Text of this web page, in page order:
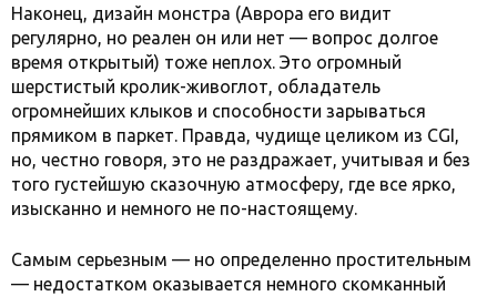
Наконец, дизайн монстра (Аврора его видит
регулярно, но реален он или нет — вопрос долгое
время открытый) тоже неплох. Это огромный
шерстистый кролик-живоглот, обладатель
огромнейших клыков и способности зарываться
прямиком в паркет. Правда, чудище целиком из CGI,
но, честно говоря, это не раздражает, учитывая и без
того густейшую сказочную атмосферу, где все ярко,
изысканно и немного не по-настоящему.
Самым серьезным — но определенно простительным
— недостатком оказывается немного скомканный